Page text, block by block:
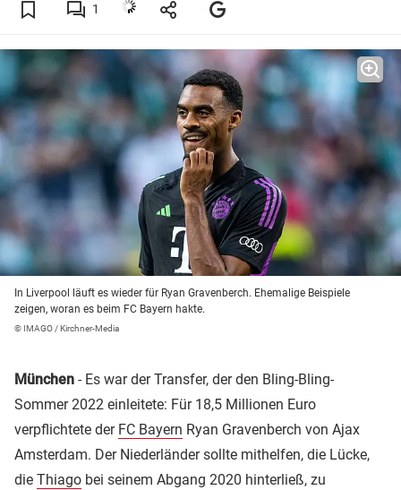
1
In Liverpool läuft es wieder für Ryan Gravenberch. Ehemalige Beispiele
zeigen, woran es beim FC Bayern hakte.
© IMAGO / Kirchner-Media
München - Es war der Transfer, der den Bling-Bling-
Sommer 2022 einleitete: Für 18,5 Millionen Euro
verpflichtete der FC Bayern Ryan Gravenberch von Ajax
Amsterdam. Der Niederländer sollte mithelfen, die Lücke,
die Thiago bei seinem Abgang 2020 hinterließ, zu